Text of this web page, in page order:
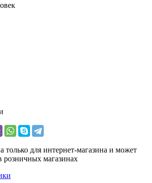
только для интернет-магазина и может
розничных магазинах